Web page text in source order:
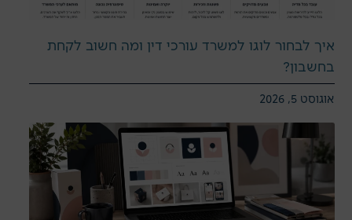
איך לבחור לוגו למשרד עורכי דין ומה חשוב לקחת
בחשבון?
אוגוסט 5, 2026